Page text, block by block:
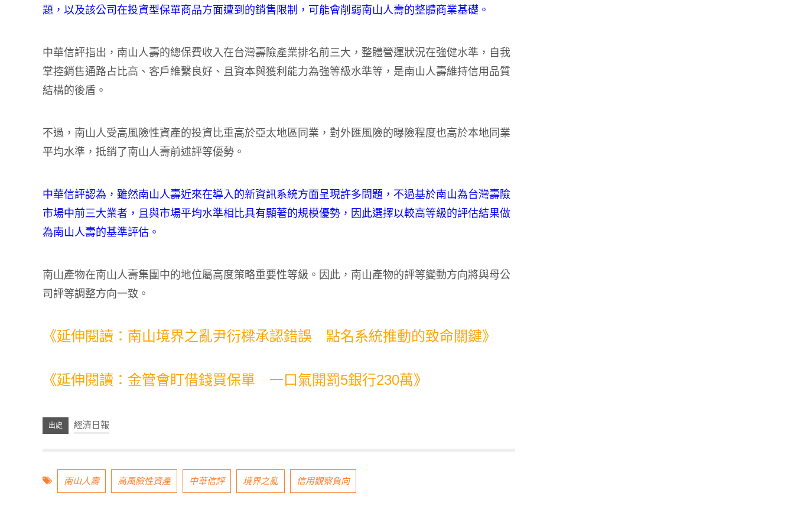
題，以及該公司在投資型保單商品方面遭到的銷售限制，可能會削弱南山人壽的整體商業基礎。
中華信評指出，南山人壽的總保費收入在台灣壽險產業排名前三大，整體營運狀況在強健水準，自我
掌控銷售通路占比高、客戶維繫良好、且資本與獲利能力為強等級水準等，是南山人壽維持信用品質
結構的後盾。
不過，南山人受高風險性資產的投資比重高於亞太地區同業，對外匯風險的曝險程度也高於本地同業
平均水準，抵銷了南山人壽前述評等優勢。
中華信評認為，雖然南山人壽近來在導入的新資訊系統方面呈現許多問題，不過基於南山為台灣壽險
市場中前三大業者，且與市場平均水準相比具有顯著的規模優勢，因此選擇以較高等級的評估結果做
為南山人壽的基準評估。
南山產物在南山人壽集團中的地位屬高度策略重要性等級。因此，南山產物的評等變動方向將與母公
司評等調整方向一致。
《延伸閱讀：南山境界之亂尹衍樑承認錯誤 點名系統推動的致命關鍵》
《延伸閱讀：金管會盯借錢買保單 一口氣開罰5銀行230萬》
經濟日報
南山人壽 高風險性資產 中華信評 境界之亂 信用觀察負向